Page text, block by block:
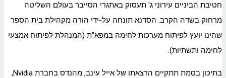
חטיבת הביניים עירוני ג' תעסוק באתגרי הסייבר בעולם השליטה
מרחוק בשדה הקרב. הסדנא תונחה על-ידי הורה מקהילת בית הספר
שהינו יועץ לפיתוח מערכות לחימה במפא"ת (המנהלת לפיתוח אמצעי
לחימה ותשתיות).
בתיכון בסמת תתקיים הרצאתו של אייל עינב, מהנדס בחברת Nvidia,